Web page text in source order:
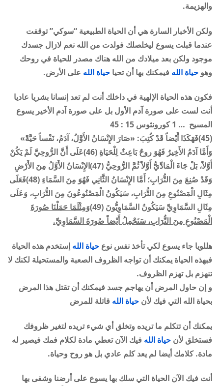
والهزيمة.
ولكن الأخبار السارة هي أن الحياة الطبيعية “سوكي” توقفت
عندما قبلت يسوع ليخلصلك فولدت من الله نعم لازال جسدك
موجود ولكن بعد ميلادك من الله هناك مصدر للحياة في روحك
وهو حياة الله فيمكنك بها أن تحيا حياة الله على الأرض.
فكون هذه الحياة الإلهية في داخلك أنت لم تعد إنسانا بشريا عاديا
أنت لست على صورة آدم الأول بل على صورة آدم الأخير يسوع
المسيح … 1 كورونثوس 15 : 45
(45)فَهَكَذَا أَيْضاً قَدْ كُتِبَ: «صَارَ الإِنْسَانُ الأَوَّلُ، آدَمُ، نَفْساً حَيَّةً»
وَأَمَّا آدَمُ الأَخِيرُ فَهُوَ روحٌ بَاعِثٌ لِلْحَيَاةِ (46)عَلَى أَنَّ الرُّوحِيَّ لَمْ يَكُنْ
أَوَّلاً، بَلْ جَاءَ الْمَادِّيُّ أَوَّلاً ثُمَّ الرُّوحِيُّ (47)الإِنْسَانُ الأَوَّلُ مِنَ الأَرْضِ
وَقَدْ صُنِعَ مِنَ التُّرَابِ؛ أَمَّا الإِنْسَانُ الثَّانِي فَهُوَ مِنَ السَّمَاءِ (48)فَعَلَى
مِثَالِ الْمَصْنُوعِ مِنَ التُّرَابِ، سَيَكُونُ الْمَصْنُوعُونَ مِنَ التُّرَابِ، وَعَلَى
مِثَالِ السَّمَاوِيِّ سَيَكُونُ السَّمَاوِيُّونَ (49)
وَمِثْلَمَا حَمَلْنَا صُورَةَ
الْمَصْنُوعِ مِنَ التُّرَابِ، سَنَحْمِلُ أَيْضاً صُورَةَ السَّمَاوِيِّ.
هللويا جاء يسوع لكي تأخذ نفس نوع حياة الله إستخدم هذه الحياة
فبهذه الحياة يمكنك أن تواجه الظروف الصعبة والمستحيلة لكنك لا
تنهزم بل تهزم الظروف.
و إن حاول المرض أن يهاجم جسد فيمكنك أن تقتل هذا المرض
بحياة الله التي فيك لأن حياة الله قاتلة للمرض
يمكنك أن تتكلم ما تريده وتخلق أي شيء تريده لتغير ظروفك
فستخلق لأن حياة الله فيك الآن تعطي مادة لكلام فمك فيصير له
مادة. كلامك أيضا لم يعد كلم عادي بل هو روح وحياة.
أنت فيك الآن الحياة التي سلك بها يسوع على أرضنا وشفى بها